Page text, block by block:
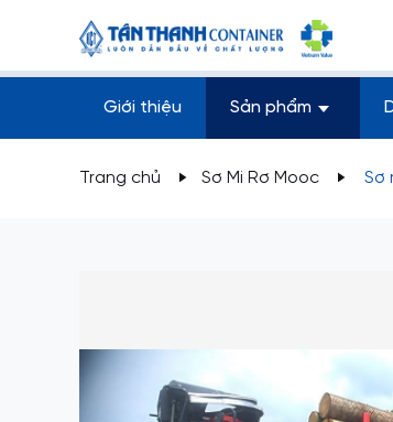
Giới thiệu Sản phẩm
Trang chủ Sơ Mi Rơ Mooc Sơ